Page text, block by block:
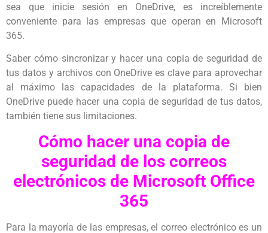
sea que inicie sesión en OneDrive, es increíblemente
conveniente para las empresas que operan en Microsoft
365.
Saber cómo sincronizar y hacer una copia de seguridad de
tus datos y archivos con OneDrive es clave para aprovechar
al máximo las capacidades de la plataforma. Si bien
OneDrive puede hacer una copia de seguridad de tus datos,
también tiene sus limitaciones.
Cómo hacer una copia de
seguridad de los correos
electrónicos de Microsoft Office
365
Para la mayoría de las empresas, el correo electrónico es un